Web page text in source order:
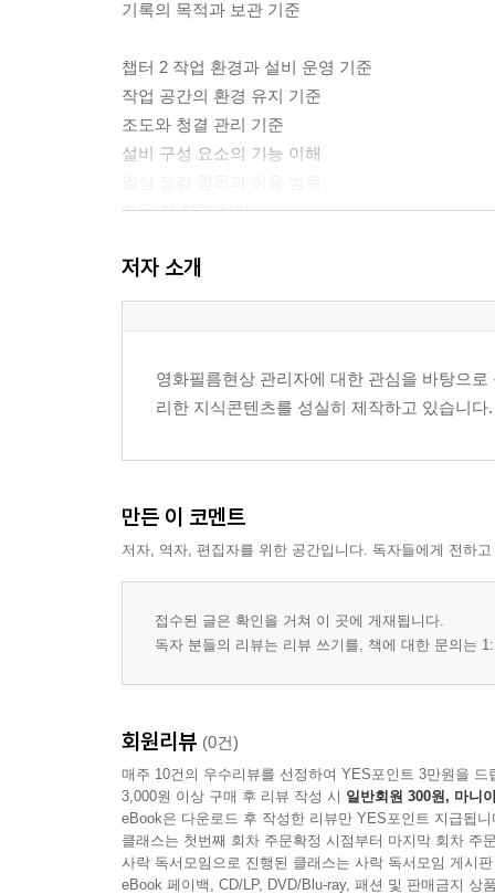
기록의 목적과 보관 기준
챕터 2 작업 환경과 설비 운영 기준
작업 공간의 환경 유지 기준
조도와 청결 관리 기준
설비 구성 요소의 기능 이해
가동 전 확인 절차
가동 종료 후 정리 기준
입고 확인과 식별 기준
보관 조건의 설정 기준
챕터 4 현상 전 준비 절차
접수 정보 확인 기준
작업 지시서 확인 절차
필름 상태 확인 기준
작업자 준비 상태 확인 기준
챕터 5 현상 공정 운영 절차
공정 단계별 진행 원칙
처리 조건의 설정 기준
공정 중 기록해야 할 항목
저자 소개
영화필름현상 관리자에 대한 관심을 바탕으
리한 지식콘텐츠를 성실히 제작하고 있습니다.
만든 이 코멘트
저자, 역자, 편집자를 위한 공간입니다. 독자들에게 전하
접수된 글은 확인을 거쳐 이 곳에 게재됩니다.
독자 분들의 리뷰는 리뷰 쓰기를, 책에 대한 문의는
회원리뷰 (0건)
매주 10건의 우수리뷰를 선정하여 YES포인트 3만원을 드
3,000원 이상 구매 후 리뷰 작성 시 일반회원 300원, 마니
eBook은 다운로드 후 작성한 리뷰만 YES포인트 지급됩니
클래스는 첫번째 회차 주문확정 시점부터 마지막 회차 주
사락 독서모임으로 진행된 클래스는 사락 독서모임 게시
eBook 페이백, CD/LP, DVD/Blu-ray, 패션 및 판매금지 상